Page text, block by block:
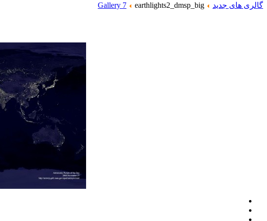
گالری های جدید Gallery 7 earthlights2_dmsp_big